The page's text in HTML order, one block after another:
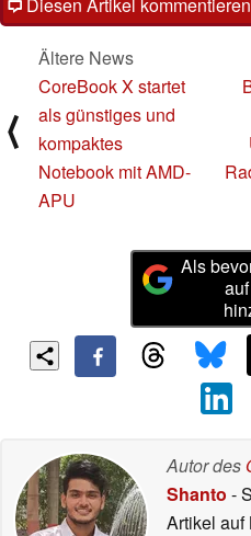
Diesen Artikel
⟨
Ältere News
CoreBook X startet
als günstiges und
kompaktes
Notebook mit AMD-
APU
Als
Autor des
Shanto -
Artikel auf